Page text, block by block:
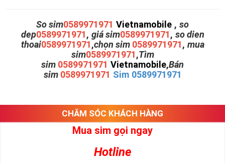
So sim0589971971 Vietnamobile , so
dep0589971971, giá sim0589971971, so dien
thoai0589971971,chọn sim 0589971971, mua
sim0589971971,Tìm
sim 0589971971 Vietnamobile,Bán
sim 0589971971 Sim 0589971971
CHĂM SÓC KHÁCH HÀNG
Mua sim gọi ngay
Hotline